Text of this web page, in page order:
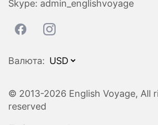
Skype: admin_englishvoyage
Валюта:
© 2013-2026 English Voyage, All
reserved